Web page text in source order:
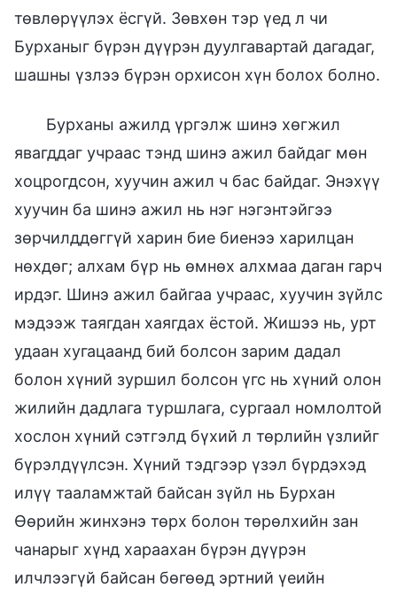
төвлөрүүлэх ёсгүй. Зөвхөн тэр үед л чи
Бурханыг бүрэн дүүрэн дуулгавартай дагадаг,
шашны үзлээ бүрэн орхисон хүн болох болно.
Бурханы ажилд үргэлж шинэ хөгжил
явагддаг учраас тэнд шинэ ажил байдаг мөн
хоцрогдсон, хуучин ажил ч бас байдаг. Энэхүү
хуучин ба шинэ ажил нь нэг нэгэнтэйгээ
зөрчилддөггүй харин бие биенээ харилцан
нөхдөг; алхам бүр нь өмнөх алхмаа даган гарч
ирдэг. Шинэ ажил байгаа учраас, хуучин зүйлс
мэдээж таягдан хаягдах ёстой. Жишээ нь, урт
удаан хугацаанд бий болсон зарим дадал
болон хүний зуршил болсон үгс нь хүний олон
жилийн дадлага туршлага, сургаал номлолтой
хослон хүний сэтгэлд бүхий л төрлийн үзлийг
бүрэлдүүлсэн. Хүний тэдгээр үзэл бүрдэхэд
илүү тааламжтай байсан зүйл нь Бурхан
Өөрийн жинхэнэ төрх болон төрөлхийн зан
чанарыг хүнд хараахан бүрэн дүүрэн
илчлээгүй байсан бөгөөд эртний үеийн